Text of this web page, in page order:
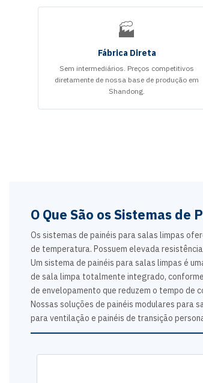
🏭
Fábrica Direta
Sem intermediários. Preços competitivos
diretamente de nossa base de produção em
Shandong.
O Que São os Sistemas de
Os sistemas de painéis para salas limpas
de temperatura. Possuem elevada
Um sistema de painéis para salas limpas é
de sala limpa totalmente integrado,
de envelopamento que reduzem o tempo de
Nossas soluções de painéis modulares para
para ventilação e painéis de transição